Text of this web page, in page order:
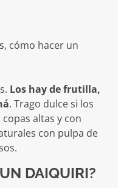
Los hay de frutilla,
. Trago dulce si los
altas y con
con pulpa de
DAIQUIRI?